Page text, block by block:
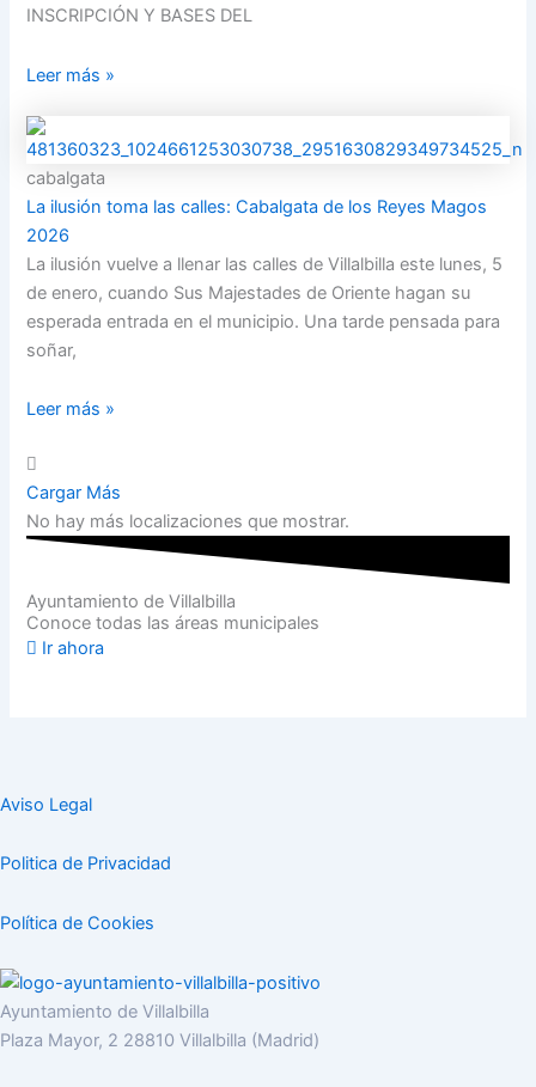
INSCRIPCIÓN Y BASES DEL
Leer más »
cabalgata
La ilusión toma las calles: Cabalgata de los Reyes Magos
2026
La ilusión vuelve a llenar las calles de Villalbilla este lunes, 5
de enero, cuando Sus Majestades de Oriente hagan su
esperada entrada en el municipio. Una tarde pensada para
soñar,
Leer más »
Cargar Más
No hay más localizaciones que mostrar.
Ayuntamiento de Villalbilla
Conoce todas las áreas municipales
Ir ahora
Aviso Legal
Politica de Privacidad
Política de Cookies
Ayuntamiento de Villalbilla
Plaza Mayor, 2 28810 Villalbilla (Madrid)